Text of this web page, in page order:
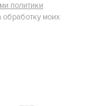
политики
обработку моих